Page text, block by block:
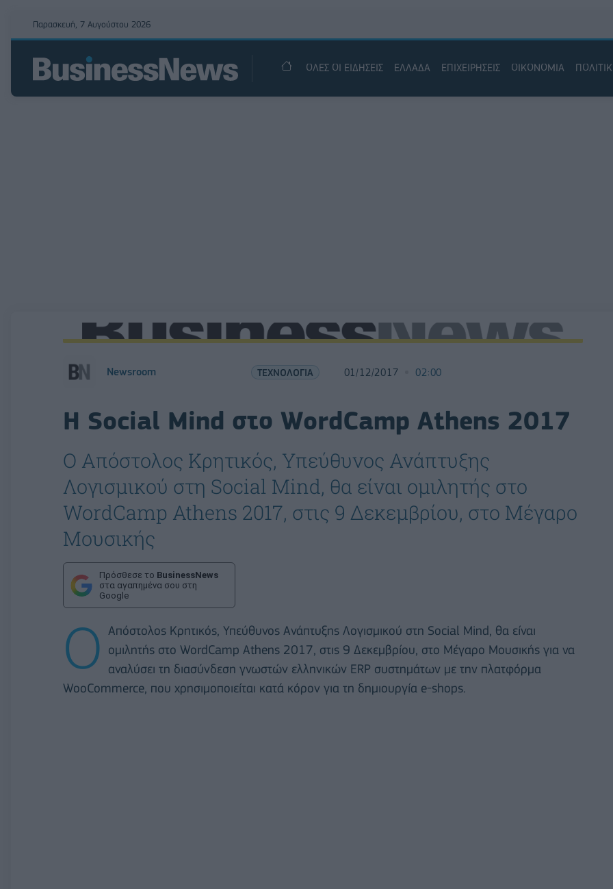
Παρασκευή, 7 Αυγούστου 2026
ΟΛΕΣ ΟΙ ΕΙΔΗΣΕΙΣ ΕΛΛΑΔΑ ΕΠΙΧΕΙΡΗΣΕΙΣ ΟΙΚΟΝΟΜΙΑ
Newsroom ΤΕΧΝΟΛΟΓΙΑ 01/12/2017 02:00
H Social Mind στο WordCamp Athens 2017
Ο Απόστολος Κρητικός, Υπεύθυνος Ανάπτυξης
Λογισμικού στη Social Mind, θα είναι ομιλητής στο
WordCamp Athens 2017, στις 9 Δεκεμβρίου, στο Μέγαρο
Μουσικής
Πρόσθεσε το BusinessNews
στα αγαπημένα σου στη
Google
Ο
Απόστολος Κρητικός, Υπεύθυνος Ανάπτυξης Λογισμικού στη Social Mind, θα είναι
ομιλητής στο WordCamp Athens 2017, στις 9 Δεκεμβρίου, στο Μέγαρο Μουσικής για να
αναλύσει τη διασύνδεση γνωστών ελληνικών ERP συστημάτων με την πλατφόρμα
WooCommerce, που χρησιμοποιείται κατά κόρον για τη δημιουργία e-shops.